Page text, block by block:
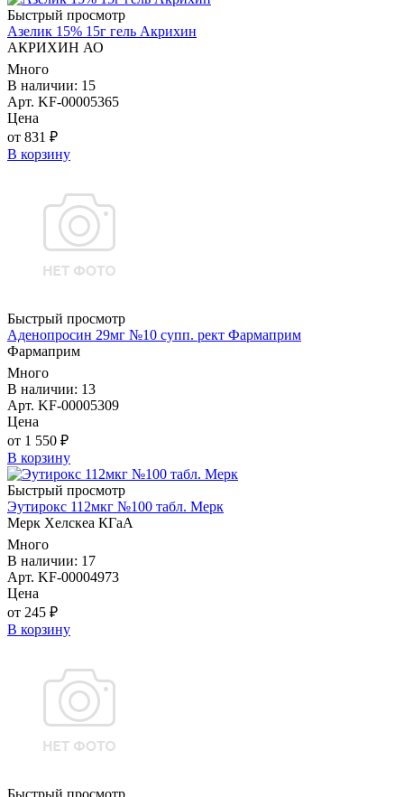
Быстрый просмотр
Азелик 15% 15г гель Акрихин
АКРИХИН АО
Много
В наличии: 15
Арт. KF-00005365
Цена
от 831 ₽
В корзину
Быстрый просмотр
Аденопросин 29мг №10 супп. рект Фармаприм
Фармаприм
Много
В наличии: 13
Арт. KF-00005309
Цена
от 1 550 ₽
В корзину
Быстрый просмотр
Эутирокс 112мкг №100 табл. Мерк
Мерк Хелскеа КГаА
Много
В наличии: 17
Арт. KF-00004973
Цена
от 245 ₽
В корзину